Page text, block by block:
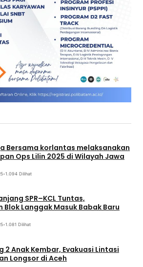
Bersama korlantas melaksanakan
Ops Lilin 2025 di Wilayah Jawa
•1.094 Dilihat
SPR–KCL Tuntas,
Blok Langgak Masuk Babak Baru
•1.081 Dilihat
2 Anak Kembar, Evakuasi Lintasi
Longsor di Aceh